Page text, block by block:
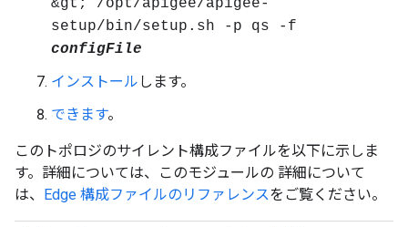
&gt; /opt/apigee/apigee-
setup/bin/setup.sh -p qs -f
configFile
インストール します。
できます。
このトポロジのサイレント構成ファイルを以下に示しま
す。詳細については、このモジュールの 詳細について
は、 Edge 構成ファイルのリファレンスをご覧ください。